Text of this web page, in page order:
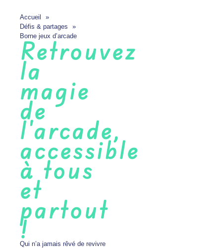
Accueil
Défis & partages
Borne jeux d’arcade
Retrouvez
la
magie
de
l'arcade,
accessible
à tous
et
partout
!
Qui n’a jamais rêvé de revivre